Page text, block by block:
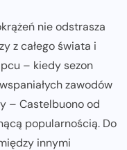
nie odstrasza
z całego świata i
– kiedy sezon
zawodów
– Castelbuono od
popularnością. Do
innymi